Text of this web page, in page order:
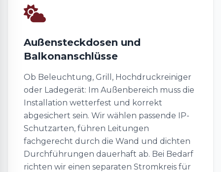
Außensteckdosen und
Balkonanschlüsse
Ob Beleuchtung, Grill, Hochdruckreiniger
oder Ladegerät: Im Außenbereich muss die
Installation wetterfest und korrekt
abgesichert sein. Wir wählen passende IP-
Schutzarten, führen Leitungen
fachgerecht durch die Wand und dichten
Durchführungen dauerhaft ab. Bei Bedarf
richten wir einen separaten Stromkreis für